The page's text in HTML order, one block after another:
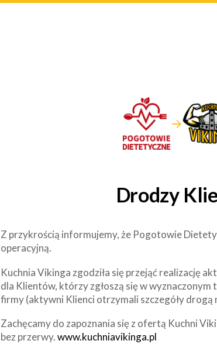
→
Drodzy
Z przykrością informujemy, że Pogotowie
operacyjną.
Kuchnia Vikinga zgodziła się przejąć realizację
dla Klientów, którzy zgłoszą się w wyznaczonym
firmy (aktywni Klienci otrzymali szczegóły drogą
Zachęcamy do zapoznania się z ofertą Kuchni
bez przerwy.www.kuchniavikinga.pl